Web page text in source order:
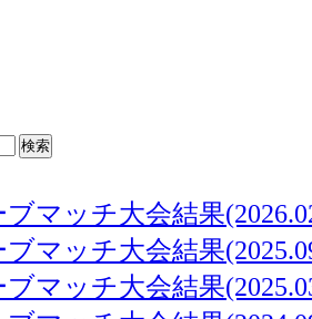
マッチ大会結果
マッチ大会結果
マッチ大会結果